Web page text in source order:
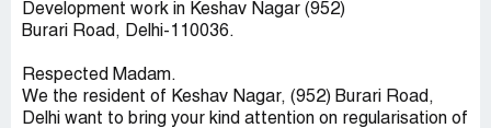
Development work in Keshav Nagar (952)
Burari Road, Delhi-110036.
Respected Madam.
We the resident of Keshav Nagar, (952) Burari Road,
Delhi want to bring your kind attention on regularisation of